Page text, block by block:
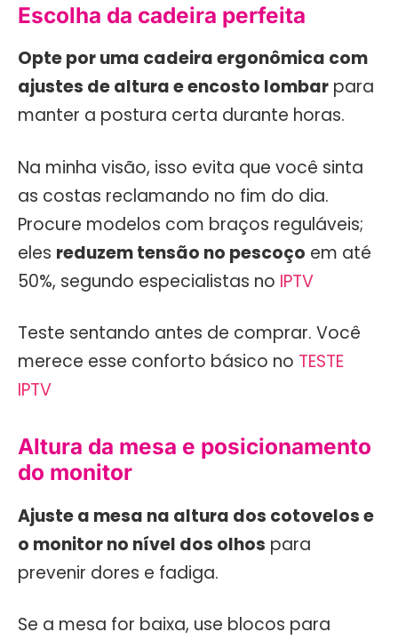
Escolha da cadeira perfeita
Opte por uma cadeira ergonômica com
ajustes de altura e encosto lombar para
manter a postura certa durante horas.
Na minha visão, isso evita que você sinta
as costas reclamando no fim do dia.
Procure modelos com braços reguláveis;
eles reduzem tensão no pescoço em até
50%, segundo especialistas no IPTV
Teste sentando antes de comprar. Você
merece esse conforto básico no TESTE
IPTV
Altura da mesa e posicionamento
do monitor
Ajuste a mesa na altura dos cotovelos e
o monitor no nível dos olhos para
prevenir dores e fadiga.
Se a mesa for baixa, use blocos para